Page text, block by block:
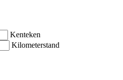
Kenteken
Kilometerstand